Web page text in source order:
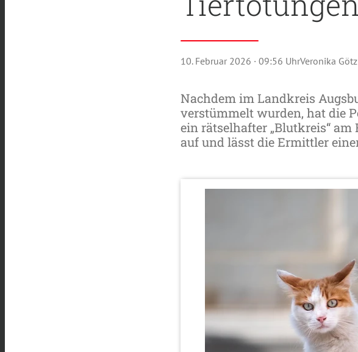
10. Februar 2026 · 09:56 UhrVeronika Götz
Nachdem im Landkreis
verstümmelt wurden, hat die
ein rätselhafter „Blutkreis“
auf und lässt die Ermittler